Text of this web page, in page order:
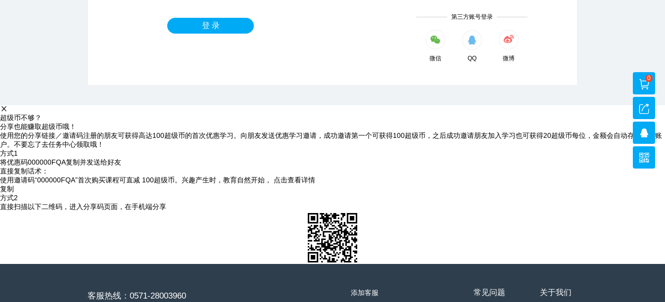
登 录
第三方账号登录
微信 QQ 微博
0
超级币不够？
分享也能赚取超级币哦！
使用您的分享链接／邀请码注册的朋友可获得高达100超级币的首次优惠学习。向朋友发送优惠学习邀请，成功邀请第一个可获得100超级币，之后成功邀请朋友加入学习也可获得20超级币每位，金额会自动存入您的账
户。不要忘了去任务中心领取哦！
方式1
将优惠码000000FQA复制并发送给好友
直接复制话术：
使用邀请码“000000FQA”首次购买课程可直减 100超级币。兴趣产生时，教育自然开始， 点击查看详情
复制
方式2
直接扫描以下二维码，进入分享码页面，在手机端分享
客服热线：0571-28003960 添加客服 常见问题 关于我们